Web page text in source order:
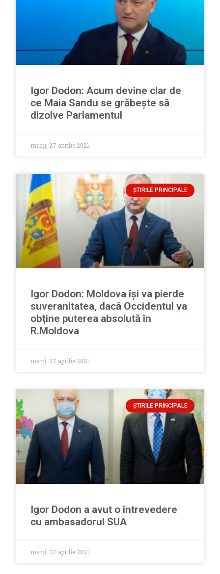
Igor Dodon: Acum devine clar de
ce Maia Sandu se grăbește să
dizolve Parlamentul
marți, 27 aprilie 2021
ȘTIRILE PRINCIPALE
Igor Dodon: Moldova își va pierde
suveranitatea, dacă Occidentul va
obține puterea absolută în
R.Moldova
marți, 27 aprilie 2021
ȘTIRILE PRINCIPALE
Igor Dodon a avut o întrevedere
cu ambasadorul SUA
marți, 27 aprilie 2021